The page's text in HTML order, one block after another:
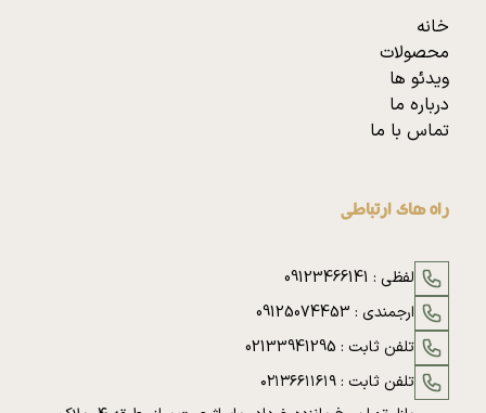
خانه
محصولات
ویدئو ها
درباره ما
تماس با ما
راه های ارتباطی
لفظی : 09123466141
ارجمندی : 09125074453
تلفن ثابت : 02133941295
تلفن ثابت :۰۲۱۳۶۶۱۱۶۱۹